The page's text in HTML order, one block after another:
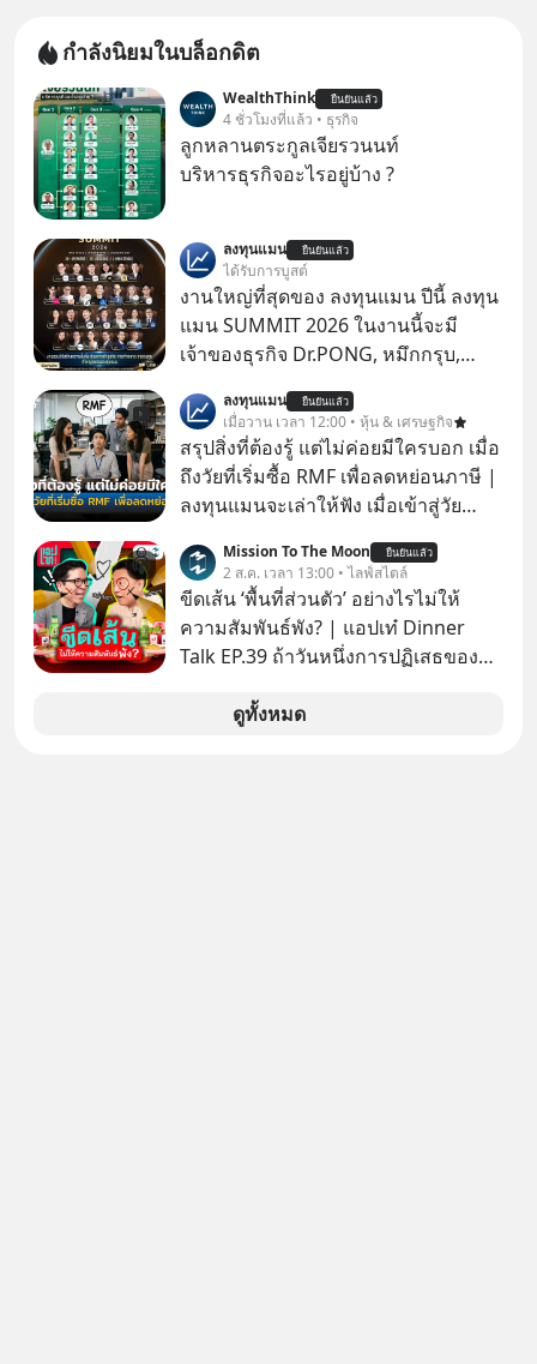
กำลังนิยมในบล็อกดิต
WealthThink ยืนยันแล้ว
4 ชั่วโมงที่แล้ว • ธุรกิจ
ลูกหลานตระกูลเจียรวนนท์
บริหารธุรกิจอะไรอยู่บ้าง ?
ลงทุนแมน ยืนยันแล้ว
ได้รับการบูสต์
งานใหญ่ที่สุดของ ลงทุนแมน ปีนี้ ลงทุน
แมน SUMMIT 2026 ในงานนี้จะมี
เจ้าของธุรกิจ Dr.PONG, หมึกกรุบ,
Fastwork, MizuMi, KARMART, อิชิตัน
มาแชร์ความรู้การสร้างธุรกิจ
ลงทุนแมน ยืนยันแล้ว
เมื่อวาน เวลา 12:00 • หุ้น & เศรษฐกิจ
สรุปสิ่งที่ต้องรู้ แต่ไม่ค่อยมีใครบอก เมื่อ
ถึงวัยที่เริ่มซื้อ RMF เพื่อลดหย่อนภาษี |
ลงทุนแมนจะเล่าให้ฟัง เมื่อเข้าสู่วัย
ภาษี หลายคนมักได้รับคำแนะนำให้
ลงทุนใน RMF เพราะนอกจากจะช่วยลด
หย่อนภาษีได้แล้ว ยังเป็นโอกาสในการ
สร้างความมั่งคั่งระยะยาว แต่น้อยคน
อะไรบ้าง ควรดู ตรงไหน ทำอย่างไร ถึง
จะดีกับเรา แล้วเราควรรู้ข้อมูลอะไร
Mission To The Moon ยืนยันแล้ว
2 ส.ค. เวลา 13:00 • ไลฟ์สไตล์
ขีดเส้น ‘พื้นที่ส่วนตัว’ อย่างไรไม่ให้
ความสัมพันธ์พัง? | แอปเท๋ Dinner
Talk EP.39 ถ้าวันหนึ่งการปฏิเสธของ
ตั้งกำแพงใส่และมองว่าเราเห็นแก่ตัวทั้ง
ดูทั้งหมด